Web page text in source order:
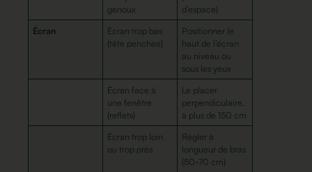
genoux
d’espace)
Écran
Écran trop bas
(tête penchée)
Positionner le
haut de l’écran
au niveau ou
sous les yeux
Écran face à
une fenêtre
(reflets)
Le placer
perpendiculaire,
à plus de 150 cm
Écran trop loin
ou trop près
Régler à
longueur de bras
(50-70 cm)